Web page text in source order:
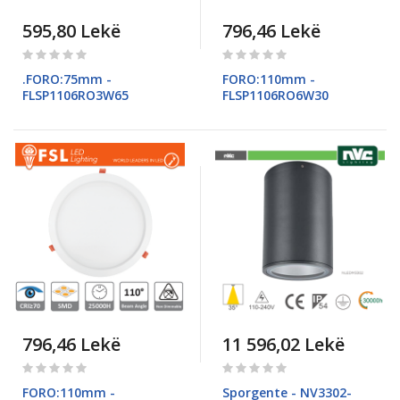
595,80 Lekë
Rating:
.FORO:75mm -
FLSP1106RO3W65
796,46 Lekë
Rating:
FORO:110mm -
FLSP1106RO6W30
796,46 Lekë
Rating:
FORO:110mm -
11 596,02 Lekë
Rating:
Sporgente - NV3302-